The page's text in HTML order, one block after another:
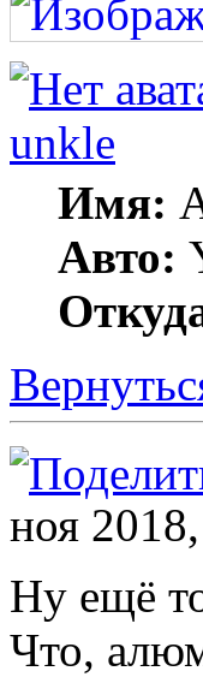
unkle
Имя:
Авто:
ноя
Ну ещё
Что,